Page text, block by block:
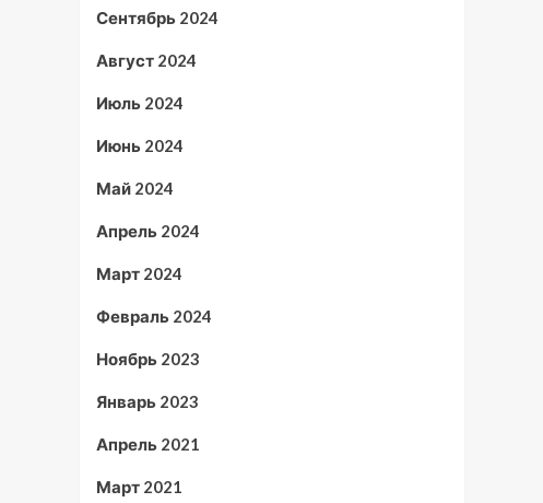
Сентябрь 2024
Август 2024
Июль 2024
Июнь 2024
Май 2024
Апрель 2024
Март 2024
Февраль 2024
Ноябрь 2023
Январь 2023
Апрель 2021
Март 2021